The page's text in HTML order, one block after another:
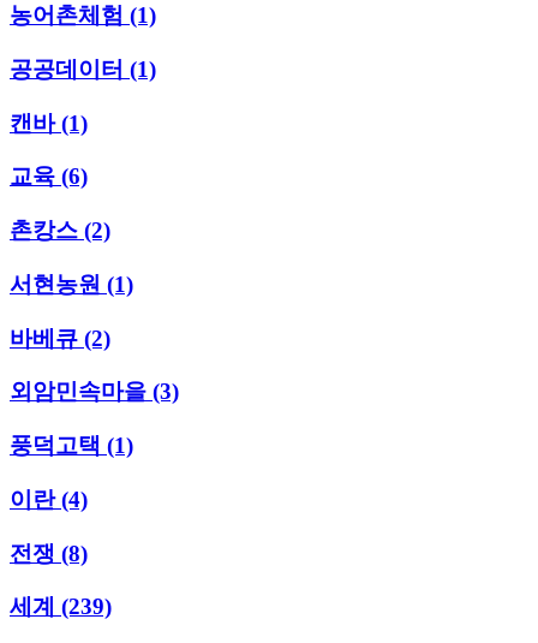
농어촌체험 (1)
공공데이터 (1)
캔바(1)
교육 (6)
촌캉스 (2)
서현농원 (1)
바베큐 (2)
외암민속마을 (3)
풍덕고택 (1)
이란(4)
전쟁 (8)
세계 (239)